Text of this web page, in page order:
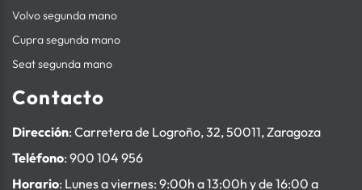
Volvo segunda mano
Cupra segunda mano
Seat segunda mano
Contacto
Dirección: Carretera de Logroño, 32, 50011, Zaragoza
Teléfono: 900 104 956
Horario: Lunes a viernes: 9:00h a 13:00h y de 16:00 a